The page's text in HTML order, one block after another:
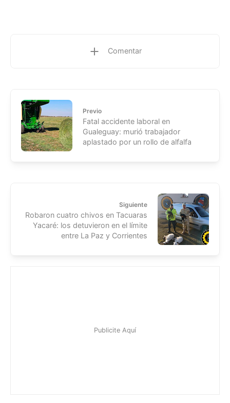
Comentar
Previo
Fatal accidente laboral en
Gualeguay: murió trabajador
aplastado por un rollo de alfalfa
Siguiente
Robaron cuatro chivos en Tacuaras
Yacaré: los detuvieron en el límite
entre La Paz y Corrientes